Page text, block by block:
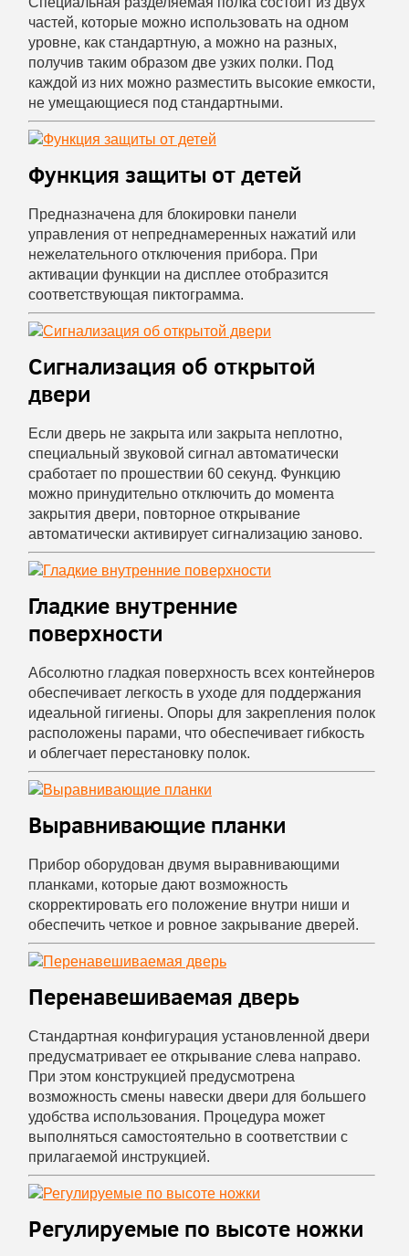
частей, которые можно использовать на одном
уровне, как стандартную, а можно на разных,
получив таким образом две узких полки. Под
каждой из них можно разместить высокие емкости,
не умещающиеся под стандартными.
Функция защиты от детей
Предназначена для блокировки панели
управления от непреднамеренных нажатий или
нежелательного отключения прибора. При
активации функции на дисплее отобразится
соответствующая пиктограмма.
Сигнализация об открытой
двери
Если дверь не закрыта или закрыта неплотно,
специальный звуковой сигнал автоматически
сработает по прошествии 60 секунд. Функцию
можно принудительно отключить до момента
закрытия двери, повторное открывание
автоматически активирует сигнализацию заново.
Гладкие внутренние
поверхности
Абсолютно гладкая поверхность всех контейнеров
обеспечивает легкость в уходе для поддержания
идеальной гигиены. Опоры для закрепления полок
расположены парами, что обеспечивает гибкость
и облегчает перестановку полок.
Выравнивающие планки
Прибор оборудован двумя выравнивающими
планками, которые дают возможность
скорректировать его положение внутри ниши и
обеспечить четкое и ровное закрывание дверей.
Перенавешиваемая дверь
Стандартная конфигурация установленной двери
предусматривает ее открывание слева направо.
При этом конструкцией предусмотрена
возможность смены навески двери для большего
удобства использования. Процедура может
выполняться самостоятельно в соответствии с
прилагаемой инструкцией.
Регулируемые по высоте ножки